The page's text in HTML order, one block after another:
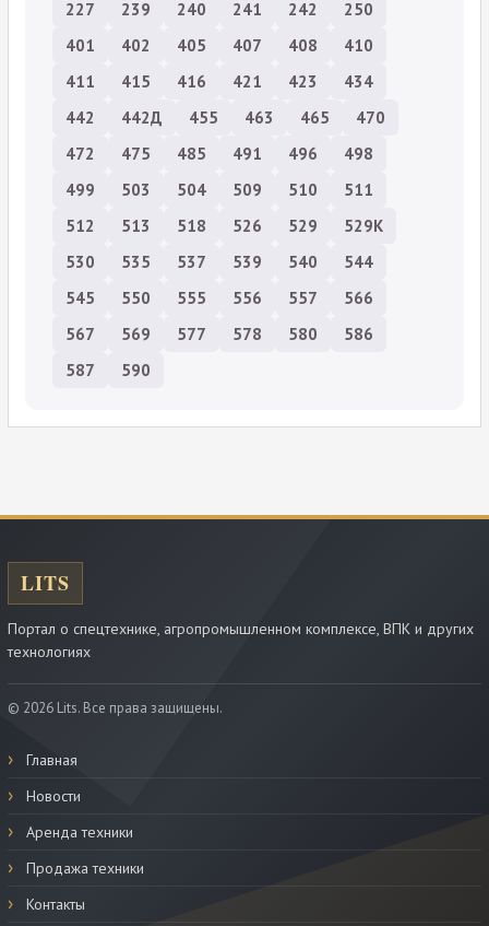
227
239 240 241 242
250
401
402 405 407 408
410
411
415 416 421 423
434
442
442Д 455 463 465
470
472
475 485 491 496
498
499
503 504 509 510
511
512
513 518 526 529
529К
530
535 537 539 540
544
545
550 555 556 557
566
567
569 577 578 580
586
587
590
Портал о спецтехнике, агропромышленном комплексе, ВПК и других
технологиях
© 2026 Lits. Все права защищены.
Главная
Новости
Аренда техники
Продажа техники
Контакты